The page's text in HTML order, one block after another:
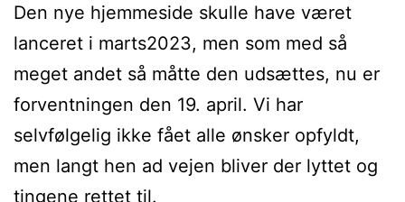
Den nye hjemmeside skulle have været
lanceret i marts2023, men som med så
meget andet så måtte den udsættes, nu er
forventningen den 19. april. Vi har
selvfølgelig ikke fået alle ønsker opfyldt,
men langt hen ad vejen bliver der lyttet og
tingene rettet til.